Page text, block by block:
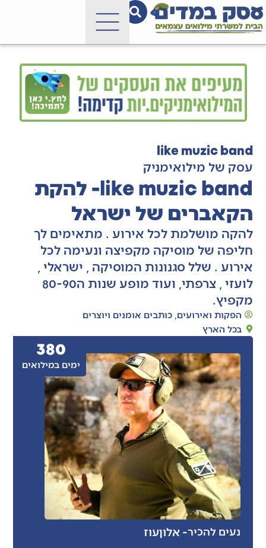
like muzic band
עסק של מילואימניק
like muzic band- להקת
הקאברים של ישראל
להקה מושלמת לכל אירוע . מתאימים לך
חליפה של מוסיקה מקפיצה ונעימה לכל
אירוע . שלל סגנונות המוסיקה , ישראלי ,
לועזי , צרפתי, ועוד מופע שנות ה80-90
מקפיץ.
הפקות ואירועים ,כותבים אומנים ויוצרים
בכל הארץ
ימים במילואים
380
נעים להכיר- אלוןעוז